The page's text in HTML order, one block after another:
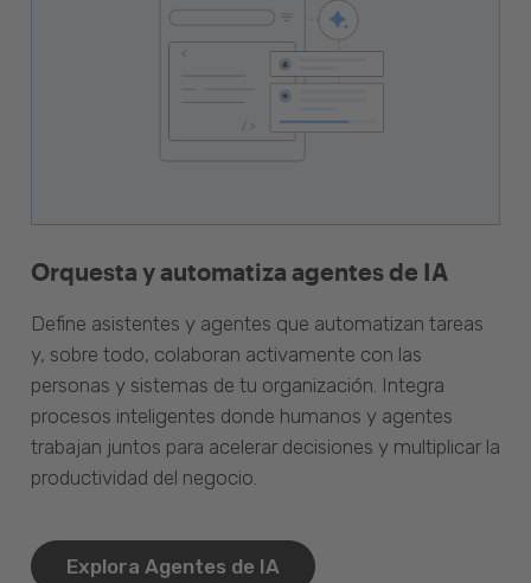
Orquesta y automatiza agentes de IA
Define asistentes y agentes que automatizan tareas
y, sobre todo, colaboran activamente con las
personas y sistemas de tu organización. Integra
procesos inteligentes donde humanos y agentes
trabajan juntos para acelerar decisiones y multiplicar la
productividad del negocio.
Explora Agentes de IA